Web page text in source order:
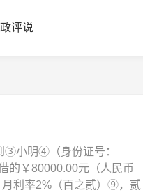
评说
小明④（身份证号：
￥80000.00元（人民币
利率2%（百之贰）⑨，贰